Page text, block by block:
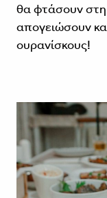
θα φτάσουν στη
απογειώσουν
ουρανίσκους!